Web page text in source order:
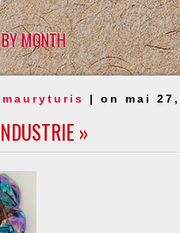
MONTH
mauryturis | on mai
»